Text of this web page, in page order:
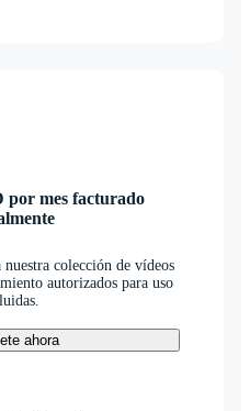
por mes facturado
nuestra colección de vídeos
autorizados para uso
ahora